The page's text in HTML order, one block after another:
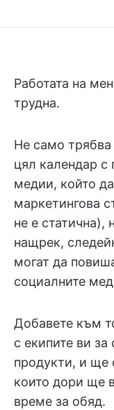
Работата на
трудна.
Не само трябва
цял календар с
медии, който
маркетингова
не е статична),
нащрек,
могат да
социалните
Добавете към
с екипите ви
продукти, и ще
които дори ще
време за обяд.